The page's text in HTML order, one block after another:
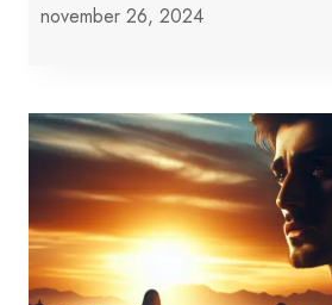
november 26, 2024